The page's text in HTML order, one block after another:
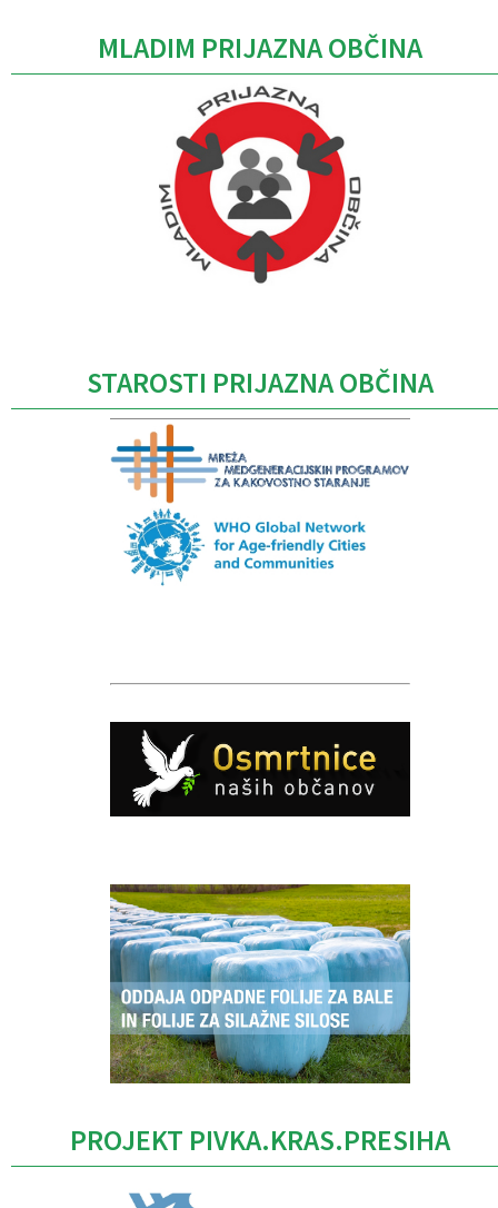
MLADIM PRIJAZNA OBČINA
STAROSTI PRIJAZNA OBČINA
PROJEKT PIVKA.KRAS.PRESIHA